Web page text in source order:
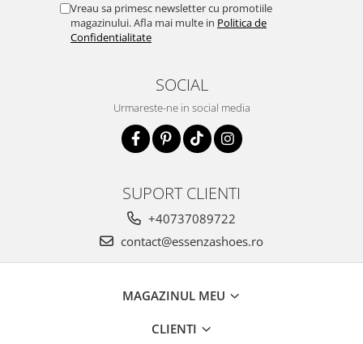
Vreau sa primesc newsletter cu promotiile
magazinului. Afla mai multe in Politica de
Confidentialitate
SOCIAL
Urmareste-ne in social media
SUPORT CLIENTI
+40737089722
contact@essenzashoes.ro
MAGAZINUL MEU
CLIENTI